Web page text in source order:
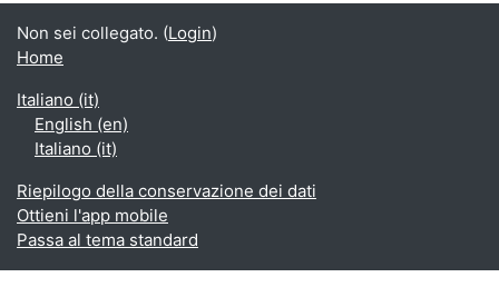
Non sei collegato. (Login)
Home
Italiano ‎(it)‎
English ‎(en)‎
Italiano ‎(it)‎
Riepilogo della conservazione dei dati
Ottieni l'app mobile
Passa al tema standard